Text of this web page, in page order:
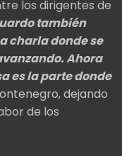
los dirigentes de
también
charla donde se
Ahora
es la parte donde
dejando
de los